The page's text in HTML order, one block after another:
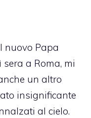
nuovo Papa
sera a Roma, mi
un altro
insignificante
al cielo.